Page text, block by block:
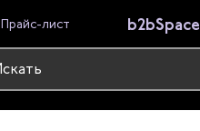
Прайс-лист b2bSpace